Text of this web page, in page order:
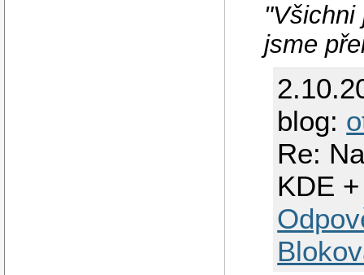
"Všichni
jsme
blog:
Re:
KDE